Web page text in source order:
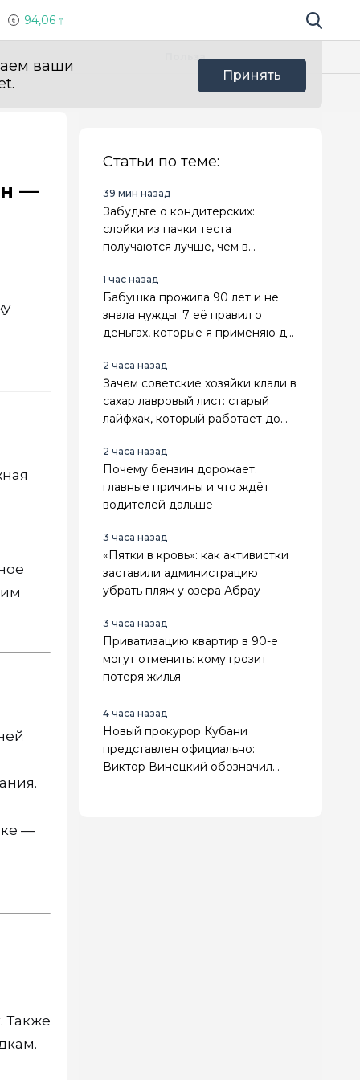
94,06 Поиск по
ваши
Принять
Польза
—
—
Также
Статьи по теме:
39 мин назад
Забудьте о кондитерских:
слойки из пачки теста
получаются лучше, чем в
1 час назад
Бабушка прожила 90 лет и не
знала нужды: 7 её правил о
деньгах, которые я применяю до
2 часа назад
Зачем советские хозяйки клали в
сахар лавровый лист: старый
лайфхак, который работает до
2 часа назад
Почему бензин дорожает:
главные причины и что ждёт
водителей дальше
3 часа назад
«Пятки в кровь»: как активистки
заставили администрацию
убрать пляж у озера Абрау
3 часа назад
Приватизацию квартир в 90-е
могут отменить: кому грозит
потеря жилья
4 часа назад
Новый прокурор Кубани
представлен официально:
Виктор Винецкий обозначил